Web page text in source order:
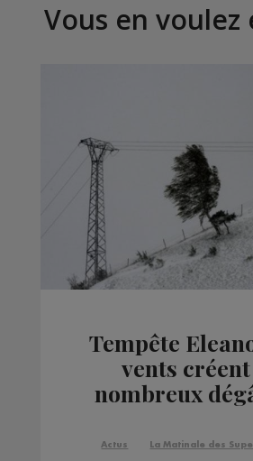
Vous en voulez
Tempête
vents
nombreux
Actus La Matinale des